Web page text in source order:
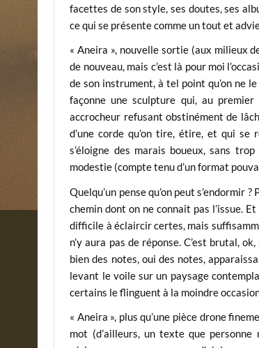
facettes de son style, ses doutes, ses
ce qui se présente comme un tout et
« Aneira », nouvelle sortie (aux milieux
de nouveau, mais c’est là pour moi
de son instrument, à tel point qu’on ne
façonne une sculpture qui, au
accrocheur refusant obstinément de
d’une corde qu’on tire, étire, et qui se
s’éloigne des marais boueux, sans
modestie (compte tenu d’un format
Quelqu’un pense qu’on peut
chemin dont on ne connait pas l’issue.
difficile à éclaircir certes, mais
n’y aura pas de réponse. C’est brutal,
bien des notes, oui des notes,
levant le voile sur un paysage
certains le flinguent à la moindre
« Aneira », plus qu’une pièce drone
mot (d’ailleurs, un texte que